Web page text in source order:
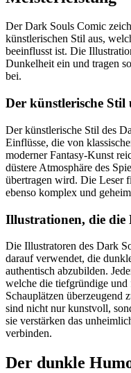
Der Dark Souls Comic
künstlerischen Stil aus,
beeinflusst ist. Die
Dunkelheit ein und tragen
bei.
Der künstlerische Stil
Der künstlerische Stil des
Einflüsse, die von
moderner Fantasy-Kunst
düstere Atmosphäre des
übertragen wird. Die Leser
ebenso komplex und
Illustrationen, die die
Die Illustratoren des Dark
darauf verwendet, die
authentisch abzubilden.
welche die tiefgründige
Schauplätzen überzeugend
sind nicht nur kunstvoll,
sie verstärken das
verbinden.
Der dunkle